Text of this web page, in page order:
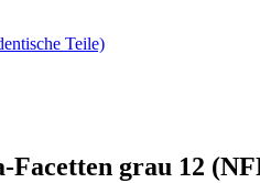
Teile)
grau 12